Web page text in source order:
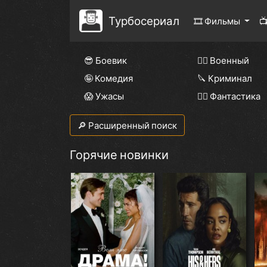
Турбосериал 🎞 Фильмы
😎 Боевик 👨‍✈️ Военный
🤪 Комедия
🔪 Криминал
😱 Ужасы
🧙‍♀️ Фантастика
🔎 Расширенный поиск
Горячие новинки